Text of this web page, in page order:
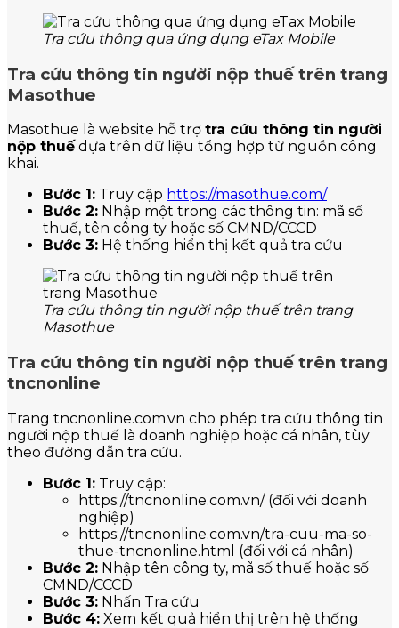
Tra cứu thông qua ứng dụng eTax Mobile
Tra cứu thông tin người nộp thuế trên trang
Masothue
Masothue là website hỗ trợ tra cứu thông tin người
nộp thuế dựa trên dữ liệu tổng hợp từ nguồn công
khai.
Bước 1: Truy cập https://masothue.com/
Bước 2: Nhập một trong các thông tin: mã số
thuế, tên công ty hoặc số CMND/CCCD
Bước 3: Hệ thống hiển thị kết quả tra cứu
Tra cứu thông tin người nộp thuế trên trang
Masothue
Tra cứu thông tin người nộp thuế trên trang
tncnonline
Trang tncnonline.com.vn cho phép tra cứu thông tin
người nộp thuế là doanh nghiệp hoặc cá nhân, tùy
theo đường dẫn tra cứu.
Bước 1: Truy cập:
https://tncnonline.com.vn/ (đối với doanh
nghiệp)
https://tncnonline.com.vn/tra-cuu-ma-so-
thue-tncnonline.html (đối với cá nhân)
Bước 2: Nhập tên công ty, mã số thuế hoặc số
CMND/CCCD
Bước 3: Nhấn Tra cứu
Bước 4: Xem kết quả hiển thị trên hệ thống